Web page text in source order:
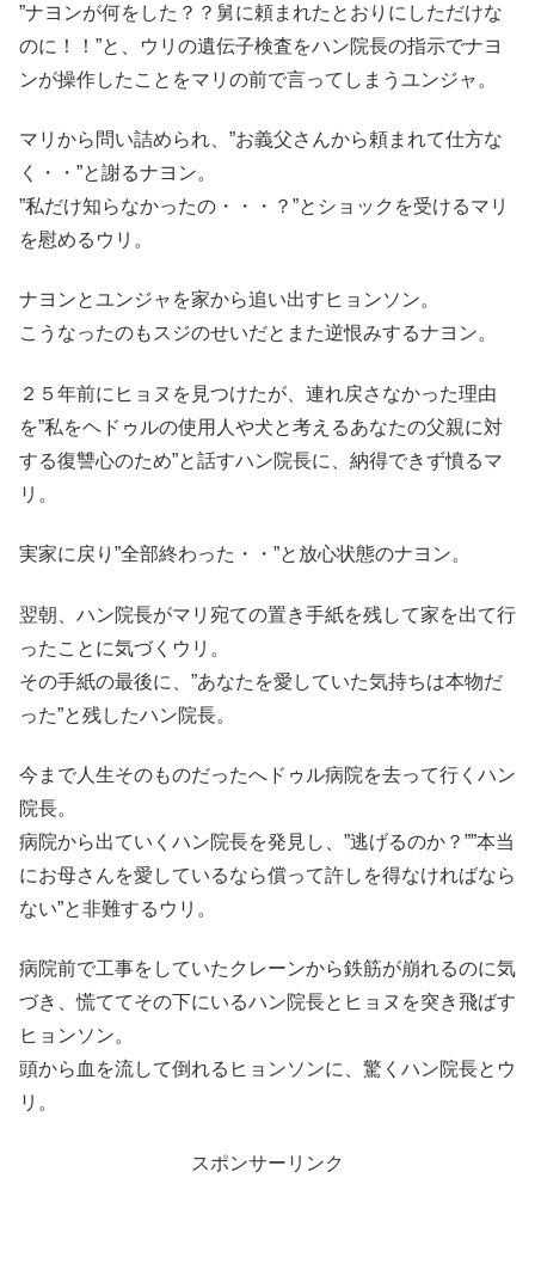
”ナヨンが何をした？？舅に頼まれたとおりにしただけな
のに！！”と、ウリの遺伝子検査をハン院長の指示でナヨ
ンが操作したことをマリの前で言ってしまうユンジャ。
マリから問い詰められ、”お義父さんから頼まれて仕方な
く・・”と謝るナヨン。
”私だけ知らなかったの・・・？”とショックを受けるマリ
を慰めるウリ。
ナヨンとユンジャを家から追い出すヒョンソン。
こうなったのもスジのせいだとまた逆恨みするナヨン。
２５年前にヒョヌを見つけたが、連れ戻さなかった理由
を”私をヘドゥルの使用人や犬と考えるあなたの父親に対
する復讐心のため”と話すハン院長に、納得できず憤るマ
リ。
実家に戻り”全部終わった・・”と放心状態のナヨン。
翌朝、ハン院長がマリ宛ての置き手紙を残して家を出て行
ったことに気づくウリ。
その手紙の最後に、”あなたを愛していた気持ちは本物だ
った”と残したハン院長。
今まで人生そのものだったへドゥル病院を去って行くハン
院長。
病院から出ていくハン院長を発見し、”逃げるのか？””本当
にお母さんを愛しているなら償って許しを得なければなら
ない”と非難するウリ。
病院前で工事をしていたクレーンから鉄筋が崩れるのに気
づき、慌ててその下にいるハン院長とヒョヌを突き飛ばす
ヒョンソン。
頭から血を流して倒れるヒョンソンに、驚くハン院長とウ
リ。
スポンサーリンク